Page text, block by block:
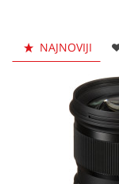
NAJNOVIJI